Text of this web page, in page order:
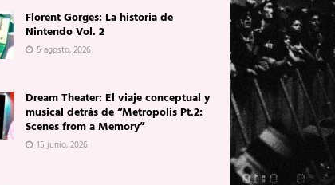
Florent Gorges: La historia de
Nintendo Vol. 2
5 agosto, 2026
Dream Theater: El viaje conceptual y
musical detrás de “Metropolis Pt.2:
Scenes from a Memory”
15 junio, 2026